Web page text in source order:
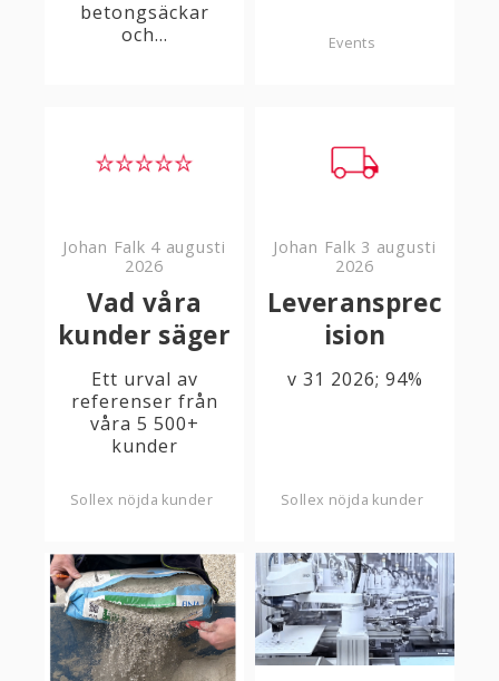
betongsäckar
och...
Events
Johan Falk 4 augusti
2026
Vad våra
kunder säger
Ett urval av
referenser från
våra 5 500+
kunder
Sollex nöjda kunder
Johan Falk 3 augusti
2026
Leveransprec
ision
v 31 2026; 94%
Sollex nöjda kunder